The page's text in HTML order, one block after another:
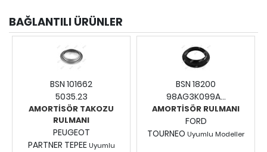
BAĞLANTILI ÜRÜNLER
BSN 101662
5035.23
AMORTİSÖR TAKOZU
RULMANI
PEUGEOT
PARTNER TEPEE Uyumlu
BSN 18200
98AG3K099A...
AMORTİSÖR RULMANI
FORD
TOURNEO Uyumlu Modeller